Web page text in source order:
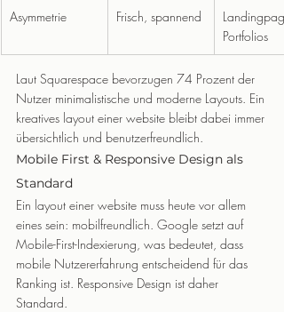
Asymmetrie Frisch, spannend
Portfolios
Laut Squarespace bevorzugen 74 Prozent der
Nutzer minimalistische und moderne Layouts. Ein
kreatives layout einer website bleibt dabei immer
übersichtlich und benutzerfreundlich.
Mobile First & Responsive Design als
Standard
Ein layout einer website muss heute vor allem
eines sein: mobilfreundlich. Google setzt auf
Mobile-First-Indexierung, was bedeutet, dass
mobile Nutzererfahrung entscheidend für das
Ranking ist. Responsive Design ist daher
Standard.